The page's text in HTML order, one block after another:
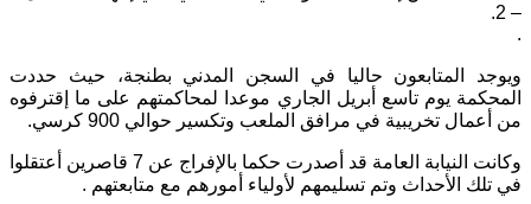
– 2.
.
ويوجد المتابعون حاليا في السجن المدني بطنجة، حيث حددت
المحكمة يوم تاسع أبريل الجاري موعدا لمحاكمتهم على ما إقترفوه
من أعمال تخريبية في مرافق الملعب وتكسير حوالي 900 كرسي.
وكانت النيابة العامة قد أصدرت حكما بالإفراج عن 7 قاصرين أعتقلوا
في تلك الأحداث وتم تسليمهم لأولياء أمورهم مع متابعتهم .